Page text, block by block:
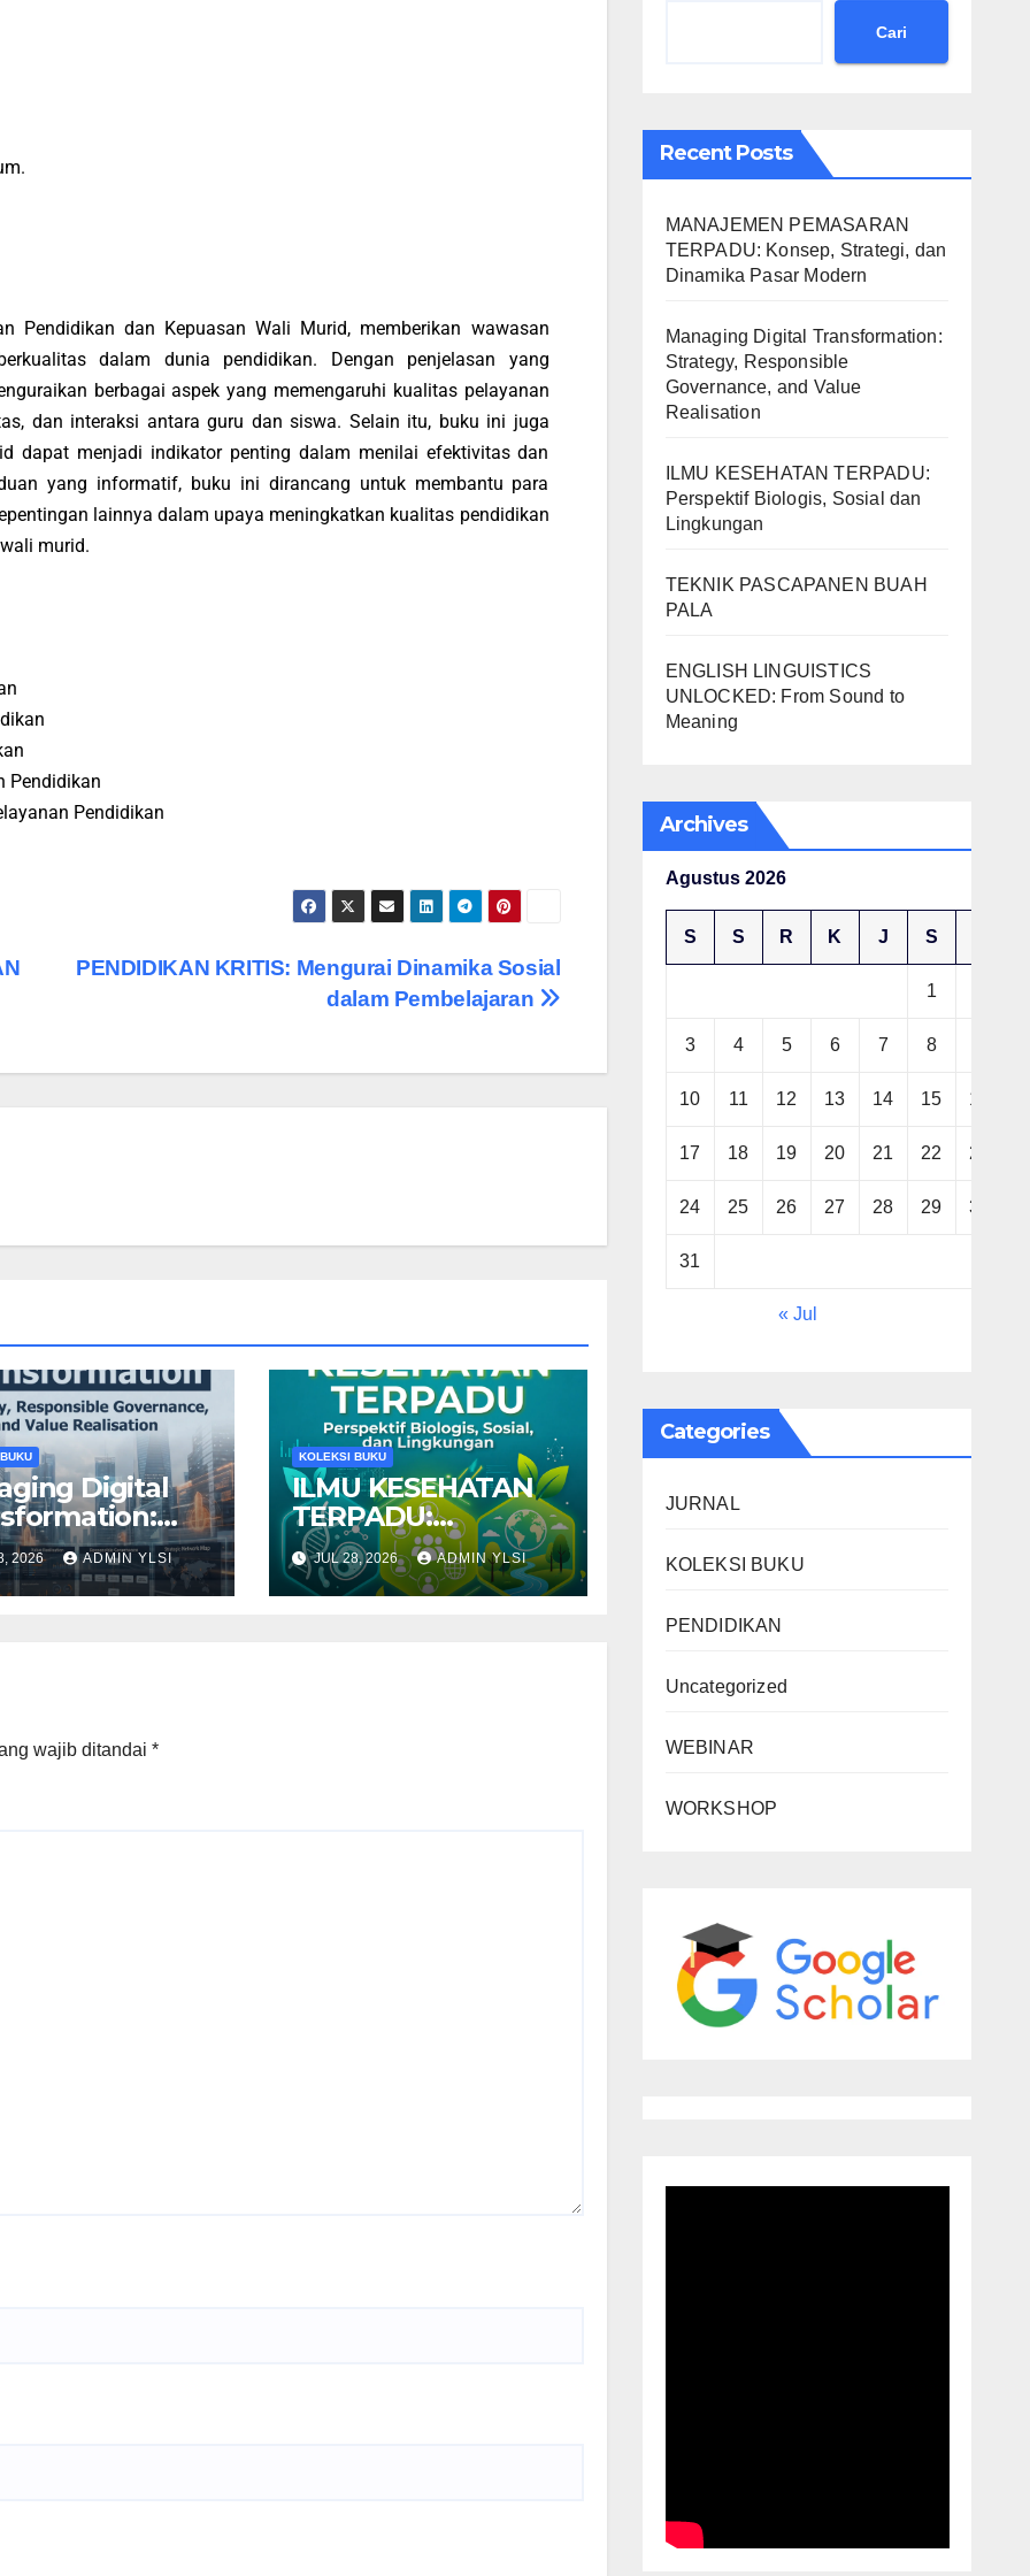
Pendidikan dan Kepuasan Wali Murid, memberikan wawasan
dalam dunia pendidikan. Dengan penjelasan yang
berbagai aspek yang memengaruhi kualitas pelayanan
dan interaksi antara guru dan siswa. Selain itu, buku ini juga
dapat menjadi indikator penting dalam menilai efektivitas dan
yang informatif, buku ini dirancang untuk membantu para
lainnya dalam upaya meningkatkan kualitas pendidikan
murid.
Pendidikan
Pendidikan
PENDIDIKAN KRITIS: Mengurai Dinamika Sosial
dalam Pembelajaran
Digital
and
2026 ADMIN YLSI
KOLEKSI BUKU
ILMU KESEHATAN
TERPADU:
Perspektif Biologis,
Sosial dan
Lingkungan
JUL 28, 2026 ADMIN YLSI
wajib ditandai *
Cari
Recent Posts
MANAJEMEN PEMASARAN
TERPADU: Konsep, Strategi, dan
Dinamika Pasar Modern
Managing Digital Transformation:
Strategy, Responsible
Governance, and Value
Realisation
ILMU KESEHATAN TERPADU:
Perspektif Biologis, Sosial dan
Lingkungan
TEKNIK PASCAPANEN BUAH
PALA
ENGLISH LINGUISTICS
UNLOCKED: From Sound to
Meaning
Archives
Agustus 2026
S S R K J S
1
3 4 5 6 7 8
10 11 12 13 14 15 16
17 18 19 20 21 22 23
24 25 26 27 28 29 30
31
« Jul
Categories
JURNAL
KOLEKSI BUKU
PENDIDIKAN
Uncategorized
WEBINAR
WORKSHOP